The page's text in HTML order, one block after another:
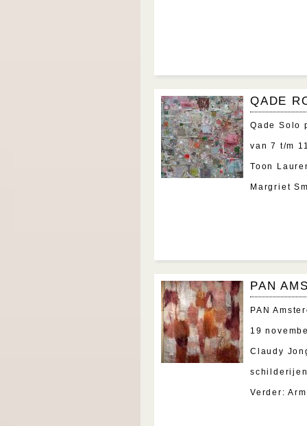
QADE
Qade Solo
van 7 t/m
Toon
Margriet
PAN
PAN
19
Claudy
Verder: